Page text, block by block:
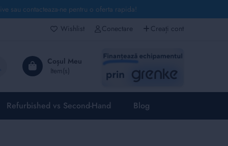
sau contacteaza-ne pentru o oferta rapida!
Wishlist Conectare Creați cont
Coșul Meu
Căutare
Refurbished vs Second-Hand Blog